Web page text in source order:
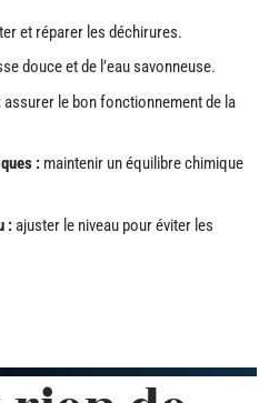
et réparer les déchirures.
douce et de l’eau savonneuse.
assurer le bon fonctionnement de la
: maintenir un équilibre chimique
:ajuster le niveau pour éviter les